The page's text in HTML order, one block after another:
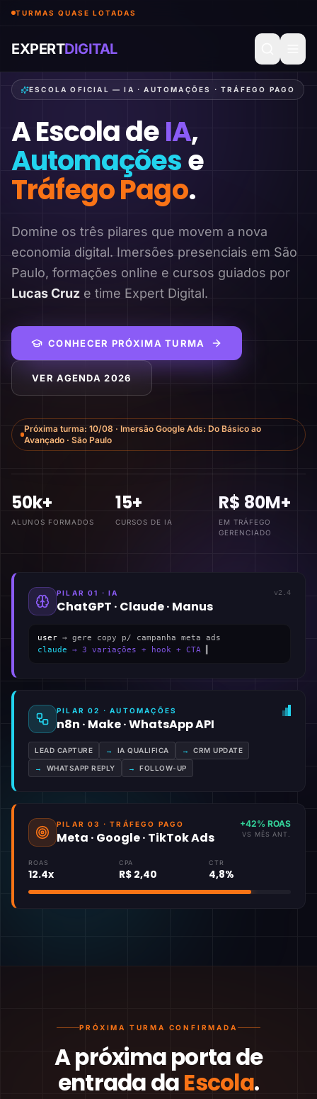
TURMAS QUASE LOTADAS
EXPERTDIGITAL
ESCOLA OFICIAL — IA · AUTOMAÇÕES · TRÁFEGO PAGO
A Escola deIA,
Automaçõese
Tráfego Pago.
Domine os três pilares que movem a nova
economia digital. Imersões presenciais em São
Paulo, formações online e cursos guiados por
Lucas Cruz e time Expert Digital.
CONHECER PRÓXIMA TURMA
VER AGENDA 2026
Próxima turma: 10/08 · Imersão Google Ads: Do Básico ao
Avançado · São Paulo
50k+
ALUNOS FORMADOS
15+
CURSOS DE IA
R$ 80M+
EM TRÁFEGO
GERENCIADO
PILAR 01 · IA
ChatGPT · Claude · Manus
v2.4
user → gere copy p/ campanha meta ads
claude → 3 variações + hook + CTA
PILAR 02 · AUTOMAÇÕES
n8n · Make · WhatsApp API
LEAD CAPTURE → IA QUALIFICA → CRM UPDATE
→ WHATSAPP REPLY → FOLLOW-UP
PILAR 03 · TRÁFEGO PAGO
Meta · Google · TikTok Ads
+42% ROAS
VS MÊS ANT.
ROAS
12.4x
CPA
R$ 2,40
CTR
4,8%
PRÓXIMA TURMA CONFIRMADA
A próxima porta de
entrada daEscola.